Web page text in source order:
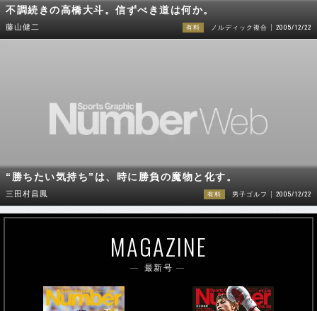
不調続きの高橋大斗。信ずべき道は何か。
藤山健二 有料 ノルディック複合 2005/12/22
“勝ちたい気持ち”は、時に勝負の魔物と化す。
三田村昌鳳 有料 男子ゴルフ 2005/12/22
MAGAZINE
最新号